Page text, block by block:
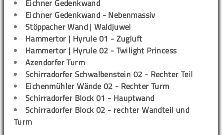
Eichner Gedenkwand
Eichner Gedenkwand - Nebenmassiv
Stöppacher Wand | Waldjuwel
Hammertor | Hyrule 01 - Zugluft
Hammertor | Hyrule 02 - Twilight Princess
Azendorfer Turm
Schirradorfer Schwalbenstein 02 - Rechter Teil
Eichenmühler Wände 02 - Rechter Turm
Schirradorfer Block 01 - Hauptwand
Schirradorfer Block 02 - rechter Wandteil und
Turm